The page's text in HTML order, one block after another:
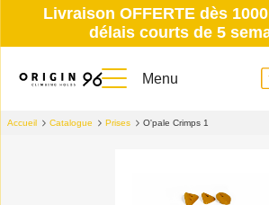
Livraison OFFERTE dès
délais courts de 5
Menu
Accueil Catalogue Prises O'pale Crimps 1